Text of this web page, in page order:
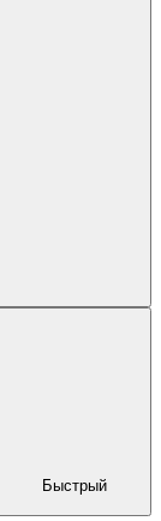
Быстрый